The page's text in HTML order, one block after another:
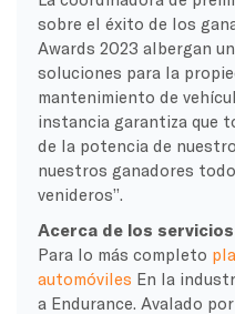
sobre el éxito de los
Awards 2023 albergan
soluciones para la
mantenimiento de
instancia garantiza que
de la potencia de
nuestros ganadores
venideros”.
Acerca de los
Para lo más completo
automóviles En la
a Endurance. Avalado